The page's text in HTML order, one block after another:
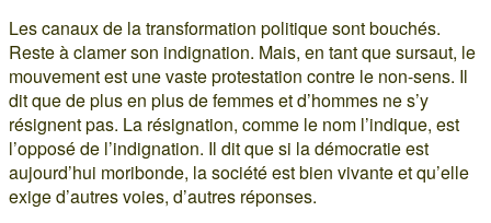
Les canaux de la transformation politique sont bouchés.
Reste à clamer son indignation. Mais, en tant que sursaut, le
mouvement est une vaste protestation contre le non-sens. Il
dit que de plus en plus de femmes et d’hommes ne s’y
résignent pas. La résignation, comme le nom l’indique, est
l’opposé de l’indignation. Il dit que si la démocratie est
aujourd’hui moribonde, la société est bien vivante et qu’elle
exige d’autres voies, d’autres réponses.